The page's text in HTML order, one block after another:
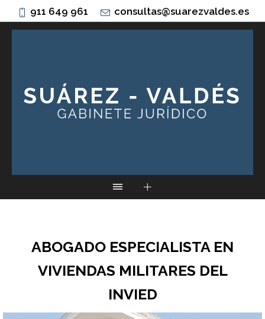
911 649 961 consultas@suarezvaldes.es
ABOGADO ESPECIALISTA EN
VIVIENDAS MILITARES DEL
INVIED